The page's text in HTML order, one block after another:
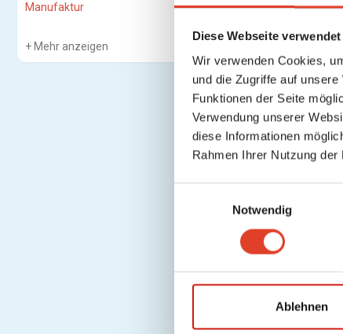
Diese Webseite
Wir verwenden Cookies,
und die Zugriffe auf
Funktionen der Seite
Verwendung unserer
diese Informationen
Rahmen Ihrer Nutzung
Notwendig
Ablehnen
Manufaktur
Mehr anzeigen